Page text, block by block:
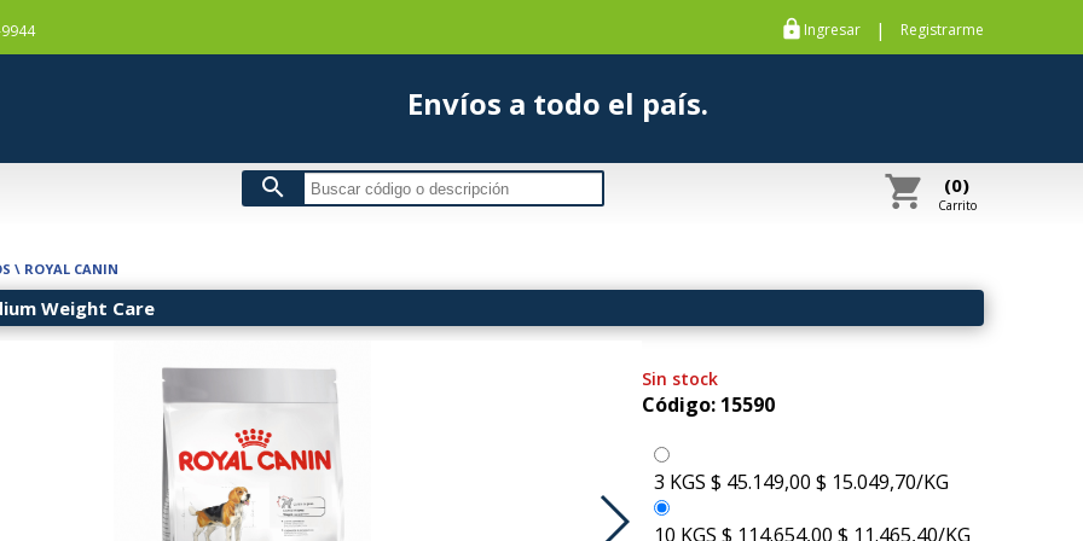
https Ingresar | Registrarme
Envíos a todo el país.
search shopping_cart (0)
Carrito
\ ROYAL CANIN
Weight Care
Sin stock
Código: 15590
3 KGS $ 45.149,00 $ 15.049,70/KG
10 KGS $ 114.654,00 $ 11.465,40/KG